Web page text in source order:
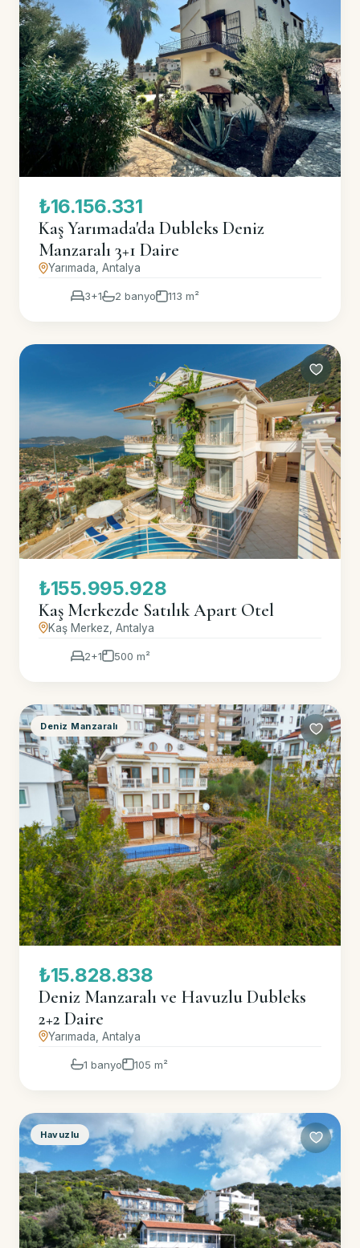
₺16.156.331
Kaş Yarımada'da Dubleks Deniz
Manzaralı 3+1 Daire
Yarımada, Antalya
3+1 2 banyo 113 m²
₺155.995.928
Kaş Merkezde Satılık Apart Otel
Kaş Merkez, Antalya
2+1 500 m²
Deniz Manzaralı
₺15.828.838
Deniz Manzaralı ve Havuzlu Dubleks
2+2 Daire
Yarımada, Antalya
1 banyo 105 m²
Havuzlu